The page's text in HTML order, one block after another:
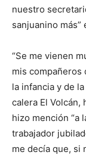
nuestro
sanjuanino más”
“Se me vienen
mis compañeros
la infancia y de
calera El Volcán,
hizo mención “a
trabajador
me decía que, si